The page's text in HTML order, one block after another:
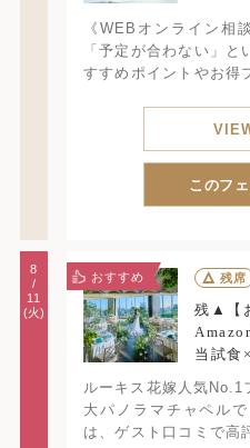
《WEBオンライン相
「予定が合わない」
すすめポイントやお得
このフ
8
/
11
(火)
おすすめ △ 残席
残▲【
当試食
ルーキス花嫁人気
大パノラマチャペル
は、ゲスト口コミで高